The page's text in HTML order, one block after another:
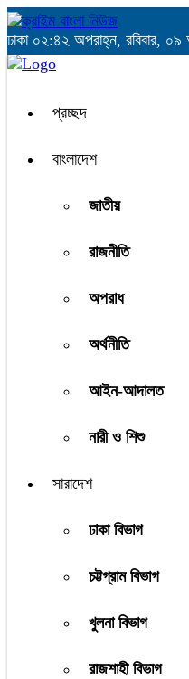
ঢাকা ০২:৪২ অপরাহ্ন, রবিবার, ০৯
প্রচ্ছদ
বাংলাদেশ
জাতীয়
রাজনীতি
অপরাধ
অর্থনীতি
আইন-আদালত
নারী ও শিশু
সারাদেশ
ঢাকা বিভাগ
চট্টগ্রাম বিভাগ
খুলনা বিভাগ
রাজশাহী বিভাগ